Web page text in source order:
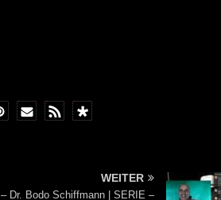
WEITER
Dr. Bodo Schiffmann | SERIE –